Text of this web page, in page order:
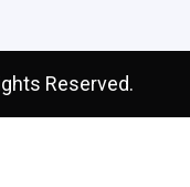
Reserved.